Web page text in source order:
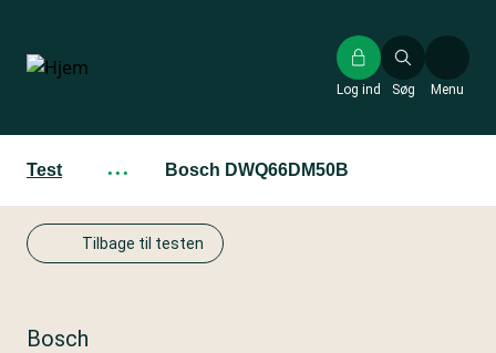
hovedindhold
Søg
Log ind Menu
Test ··· Bosch DWQ66DM50B
Tilbage til testen
Bosch